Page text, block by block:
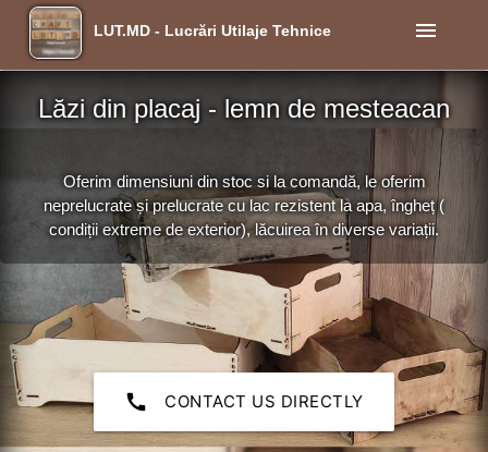
LUT.MD - Lucrări Utilaje Tehnice menu
call CONTACT US DIRECTLY
Lăzi din placaj - lemn de mesteacan
Oferim dimensiuni din stoc si la comandă, le oferim
neprelucrate și prelucrate cu lac rezistent la apa, îngheț (
condiții extreme de exterior), lăcuirea în diverse variații.